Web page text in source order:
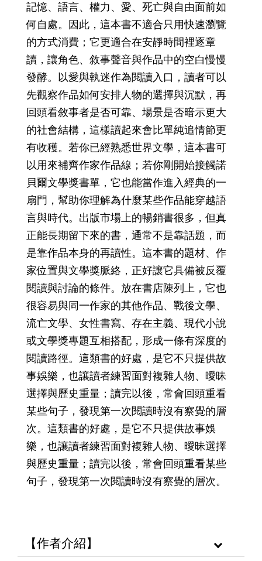
記憶、語言、權力、愛、死亡與自由面前如
何自處。因此，這本書不適合只用快速瀏覽
的方式消費；它更適合在安靜時間裡逐章
讀，讓角色、敘事聲音與作品中的空白慢慢
發酵。以愛與執迷作為閱讀入口，讀者可以
先觀察作品如何安排人物的選擇與沉默，再
回頭看敘事者是否可靠、場景是否暗示更大
的社會結構，這樣讀起來會比單純追情節更
有收穫。若你已經熟悉世界文學，這本書可
以用來補齊作家作品線；若你剛開始接觸諾
貝爾文學獎書單，它也能當作進入經典的一
扇門，幫助你理解為什麼某些作品能穿越語
言與時代。出版市場上的暢銷書很多，但真
正能長期留下來的書，通常不是靠話題，而
是靠作品本身的再讀性。這本書的題材、作
家位置與文學獎脈絡，正好讓它具備被反覆
閱讀與討論的條件。放在書店陳列上，它也
很容易與同一作家的其他作品、戰後文學、
流亡文學、女性書寫、存在主義、現代小說
或文學獎專題互相搭配，形成一條有深度的
閱讀路徑。這類書的好處，是它不只提供故
事娛樂，也讓讀者練習面對複雜人物、曖昧
選擇與歷史重量；讀完以後，常會回頭重看
某些句子，發現第一次閱讀時沒有察覺的層
次。這類書的好處，是它不只提供故事娛
樂，也讓讀者練習面對複雜人物、曖昧選擇
與歷史重量；讀完以後，常會回頭重看某些
句子，發現第一次閱讀時沒有察覺的層次。
【作者介紹】